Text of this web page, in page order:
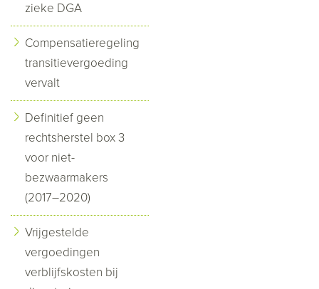
zieke DGA
Compensatieregeling
transitievergoeding
vervalt
Definitief geen
rechtsherstel box 3
voor niet-
bezwaarmakers
(2017–2020)
Vrijgestelde
vergoedingen
verblijfskosten bij